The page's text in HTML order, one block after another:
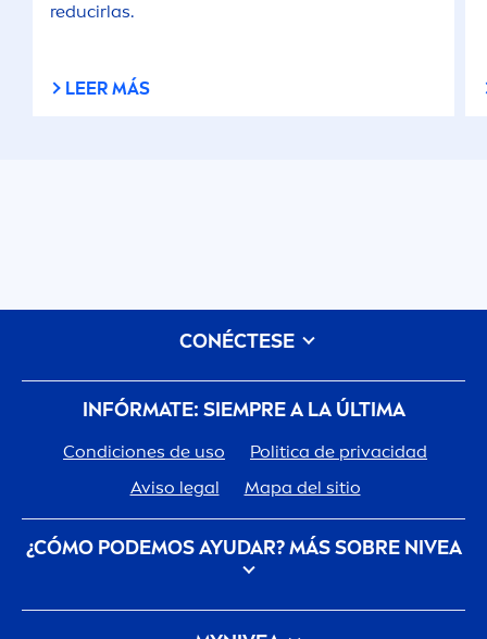
reducirlas.
LEER MÁS
INFÓRMATE: SIEMPRE A LA ÚLTIMA
Condiciones de uso
Politica de privacidad
Aviso legal
Mapa del sitio
¿CÓMO PODEMOS AYUDAR? MÁS SOBRE NIVEA
Descubre la Historia de tu marca de confianza
CONÉCTESE